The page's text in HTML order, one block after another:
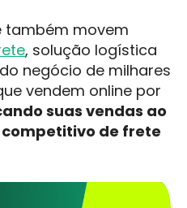
também movem
, solução logística
negócio de milhares
vendem online por
suas vendas ao
de frete